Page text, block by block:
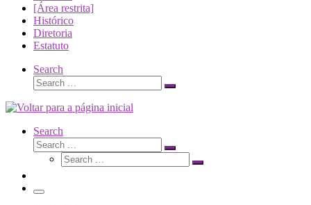
[Área restrita]
Histórico
Diretoria
Estatuto
Search
Search
Search
Search
Search
Search
Search
Search
Menu